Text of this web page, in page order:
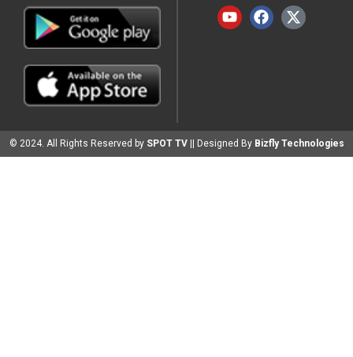
© 2024. All Rights Reserved by SPOT TV || Designed By Bizfly Technologies